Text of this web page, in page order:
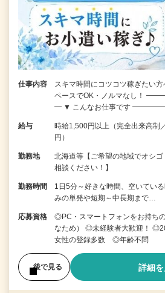
仕事内容
スキマ時間にコツコツ稼ぎたい
ペースでOK・ノルマな
━ ▼ こんなお仕事です
給与
時給1,500円以上（完全出来高制
円）
勤務地
北海道等【ご希望の地域でオシ
相談ください！】
勤務時間
1日5分～好きな時間、空いてい
みの単発や短期～中長期まで…
応募資格
◎PC・スマートフォンをお持ち
なため） ◎未経験者大歓迎！
女性の登録多数 ◎年齢不問
後で見る 詳細